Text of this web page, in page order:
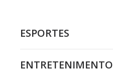
ESPORTES
ENTRETENIMENTO